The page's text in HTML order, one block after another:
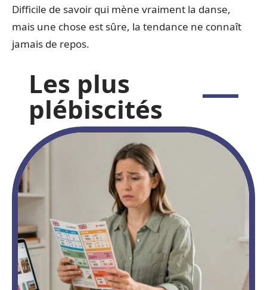
Difficile de savoir qui mène vraiment la danse,
mais une chose est sûre, la tendance ne connaît
jamais de repos.
Les plus
plébiscités